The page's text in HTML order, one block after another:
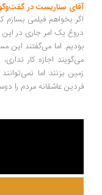
سناریست در گفت‌وگو با
بخواهم فیلمی بسازم که
یک امر جاری در این
اما می‌گفتند این
اجازه کار نداری،
بزنند اما نمی‌توانند من
عاشقانه مردم را دوست